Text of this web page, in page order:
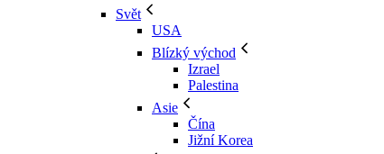
Svět
USA
Blízký východ
Izrael
Palestina
Asie
Čína
Jižní Korea